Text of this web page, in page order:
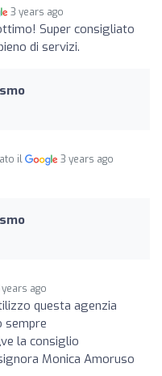
3 years ago
Super consigliato
di servizi.
il 3 years ago
years ago
questa agenzia
sempre
la consiglio
Monica Amoruso